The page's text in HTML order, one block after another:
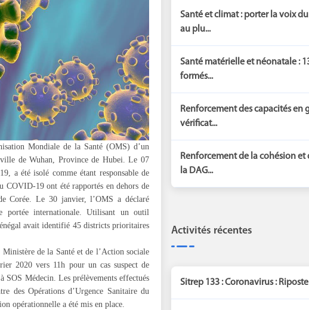
Mondiale de la Santé (OMS) d’un
de Wuhan, Province de Hubei. Le 07
a été isolé comme étant responsable de
COVID-19 ont été rapportés en dehors de
Corée. Le 30 janvier, l’OMS a déclaré
portée internationale. Utilisant un outil
avait identifié 45 districts prioritaires
de la Santé et de l’Action sociale
2020 vers 11h pour un cas suspect de
Médecin. Les prélèvements effectués
des Opérations d’Urgence Sanitaire du
opérationnelle a été mis en place.
Santé et climat : porter la voix du
au plu...
Santé matérielle et néonatale :
formés...
Renforcement des capacités en
vérificat...
Renforcement de la cohésion et
la DAG...
Activités récentes
Sitrep 133 : Coronavirus : Riposte